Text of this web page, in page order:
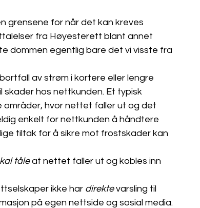
grensene for når det kan kreves
fra Høyesterett blant annet
dommen egentlig bare det vi visste fra
av strøm i kortere eller lengre
hos nettkunden. Et typisk
områder, hvor nettet faller ut og det
enkelt for nettkunden å håndtere
tiltak for å sikre mot frostskader kan
tåle at nettet faller ut og kobles inn
ikke har direkte varsling til
på egen nettside og sosial media.